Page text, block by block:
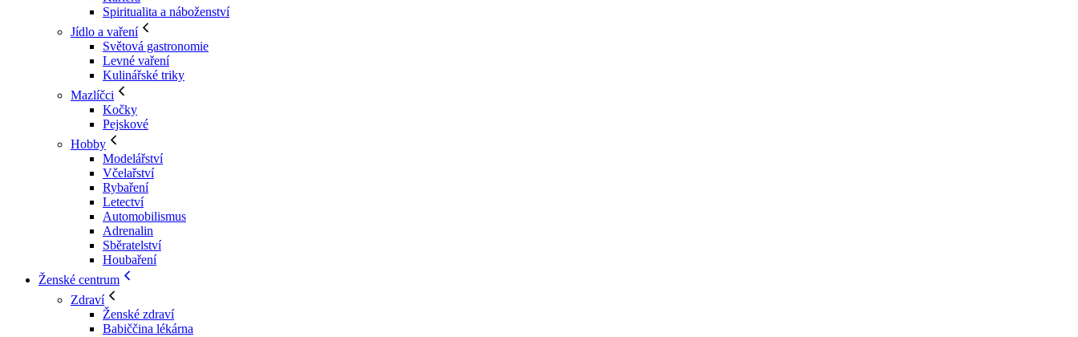
Spiritualita a náboženství
Jídlo a vaření
Světová gastronomie
Levné vaření
Kulinářské triky
Mazlíčci
Kočky
Pejskové
Hobby
Modelářství
Včelařství
Rybaření
Letectví
Automobilismus
Adrenalin
Sběratelství
Houbaření
Ženské centrum
Zdraví
Ženské zdraví
Babiččina lékárna